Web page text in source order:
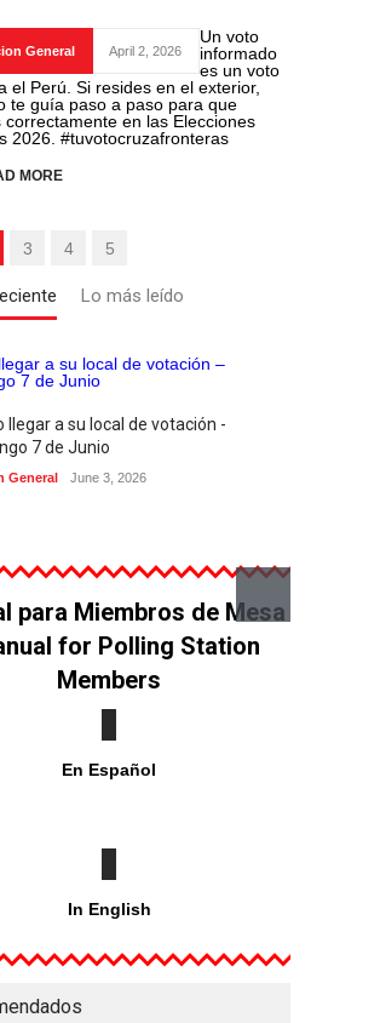
General April 2, 2026
Un voto
informado
es un voto
el Perú. Si resides en el exterior,
te guía paso a paso para que
correctamente en las Elecciones
2026. #tuvotocruzafronteras
MORE
3 4 5
Lo más leído
llegar a su local de votación -
7 de Junio
General June 3, 2026
para Miembros de Mesa
for Polling Station
Members
En Español
In English